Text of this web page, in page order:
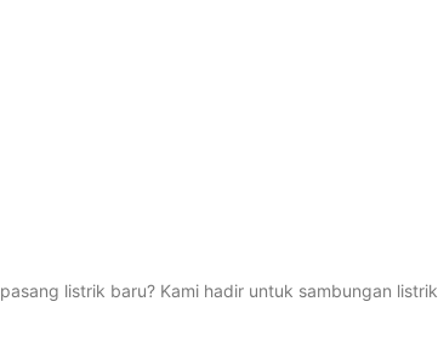
listrik baru? Kami hadir untuk sambungan listrik